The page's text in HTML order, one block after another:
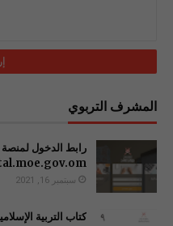
المشرف التربوي
سبتمبر 16, 2021
كتاب التربية